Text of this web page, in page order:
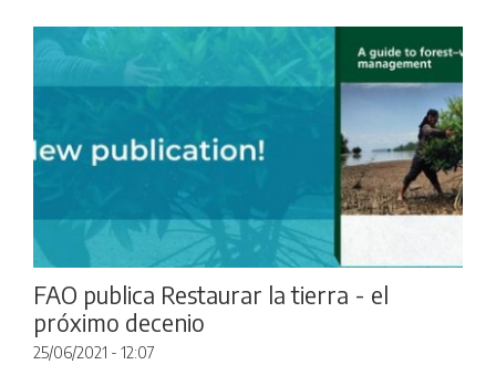
FAO publica Restaurar la tierra - el
próximo decenio
25/06/2021 - 12:07